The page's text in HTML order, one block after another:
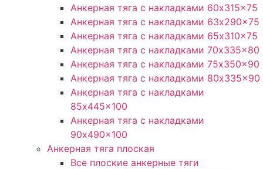
Анкерная тяга с накладками 60x315x75
Анкерная тяга с накладками 63x290x75
Анкерная тяга с накладками 65x310x75
Анкерная тяга с накладками 70x335x80
Анкерная тяга с накладками 75x350x90
Анкерная тяга с накладками 80x335x90
Анкерная тяга с накладками
85x445x100
Анкерная тяга с накладками
90x490x100
Анкерная тяга плоская
Все плоские анкерные тяги